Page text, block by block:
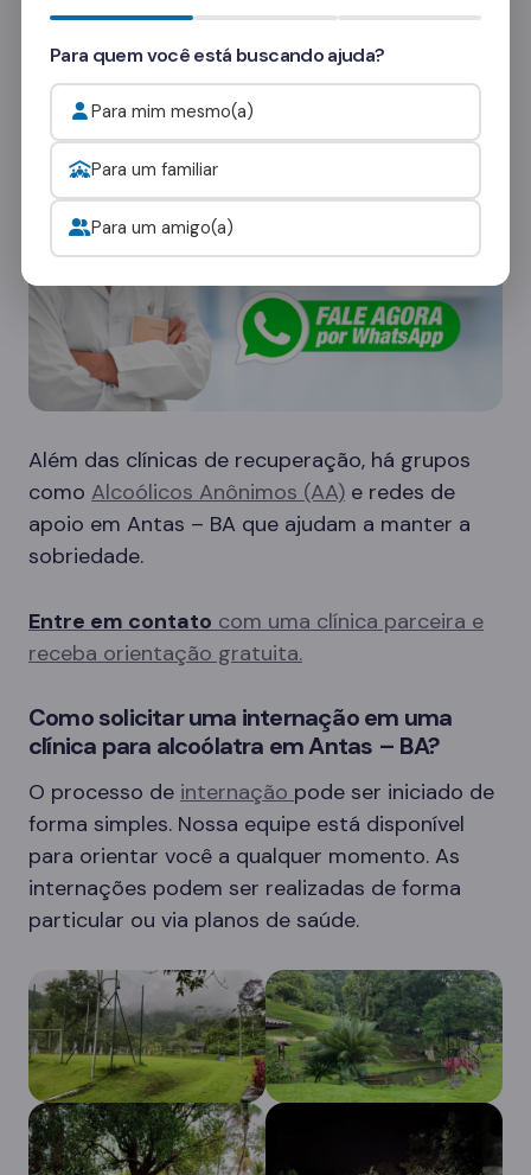
Onde procurar ajuda para o alcoolismo?
Além das clínicas de recuperação, há grupos
como Alcoólicos Anônimos (AA) e redes de
apoio em Antas – BA que ajudam a manter a
sobriedade.
Entre em contato com uma clínica parceira e
receba orientação gratuita.
Como solicitar uma internação em uma
clínica para alcoólatra em Antas – BA?
O processo de internação pode ser iniciado de
forma simples. Nossa equipe está disponível
para orientar você a qualquer momento. As
internações podem ser realizadas de forma
particular ou via planos de saúde.
Para quem você está buscando ajuda?
Para mim mesmo(a)
Para um familiar
Para um amigo(a)